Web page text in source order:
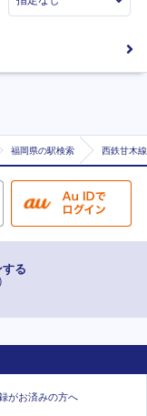
福岡県の駅検索 西鉄甘木
る
がお済みの方へ